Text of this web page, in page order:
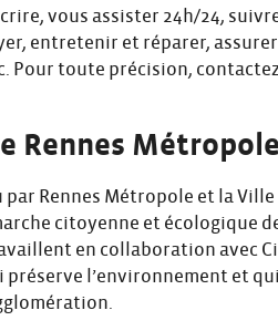
vous assister 24h/24,
entretenir et réparer,
Pour toute précision, contactez
Rennes Métropole
Rennes Métropole et la Ville
citoyenne et écologique
en collaboration avec
l’environnement et